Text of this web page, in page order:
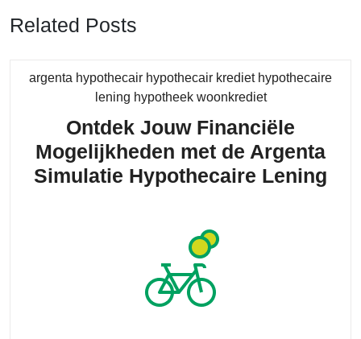
Related Posts
argenta hypothecair hypothecair krediet hypothecaire
lening hypotheek woonkredietCategory
Ontdek Jouw Financiële
Mogelijkheden met de Argenta
Simulatie Hypothecaire Lening